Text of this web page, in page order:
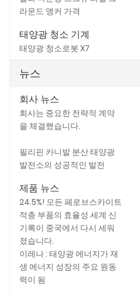
라운드 앵커 가격
태양광 청소 기계
태양광 청소로봇 X7
뉴스
회사 뉴스
회사는 중요한 전략적 계약
을 체결했습니다.
필리핀 카니발 분산 태양광
발전소의 성공적인 발전
제품 뉴스
24.5%! 모든 페로브스카이트
적층 부품의 효율성 세계 신
기록이 중국에서 다시 세워
졌습니다.
이레나 : 태양광 에너지가 재
생 에너지 성장의 주요 원동
력이 됨